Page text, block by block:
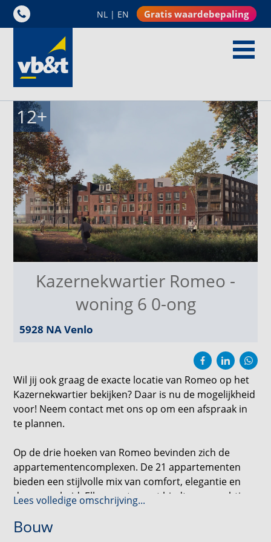
NL | EN Gratis waardebepaling
12+
Kazernekwartier Romeo -
woning 6 0-ong
5928 NAVenlo
Wil jij ook graag de exacte locatie van Romeo op het
Kazernekwartier bekijken? Daar is nu de mogelijkheid
voor! Neem contact met ons op om een afspraak in
te plannen.
Op de drie hoeken van Romeo bevinden zich de
appartementencomplexen. De 21 appartementen
bieden een stijlvolle mix van comfort, elegantie en
duurzaamheid. Elk appartement biedt een prachtig
uitzicht op de omgeving en een plek waar je je
meteen thuis voelt. Voeg daar de ideale ligging in het
Lees volledige omschrijving...
Bouw